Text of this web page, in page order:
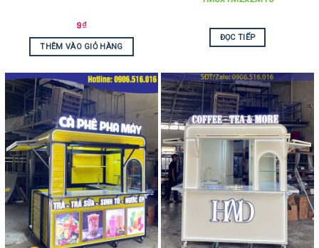
9₫
THÊM VÀO GIỎ HÀNG
ĐỌC TIẾP